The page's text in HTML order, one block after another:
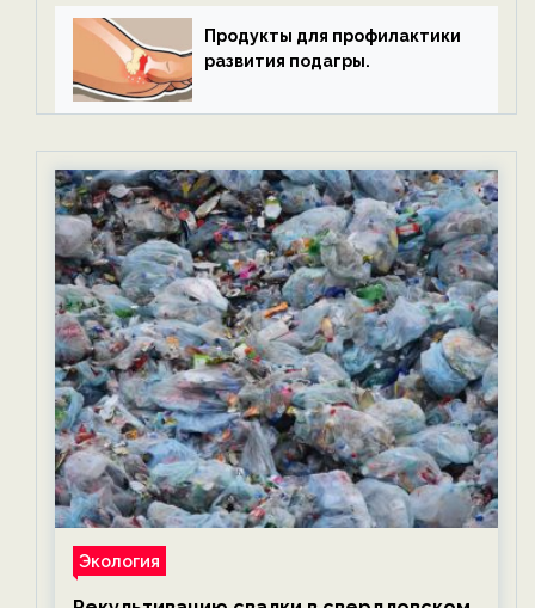
Продукты для профилактики
развития подагры.
Экология